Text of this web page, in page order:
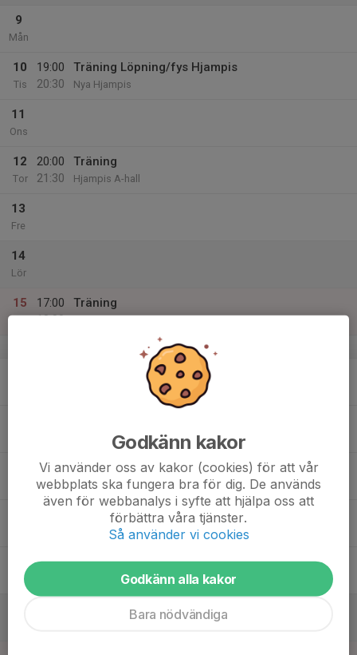
9
Mån
10
Tis
19:00
20:30
Träning Löpning/fys Hjampis
Nya Hjampis
11
Ons
12
Tor
20:00
21:30
Träning
Hjampis A-hall
13
Fre
14
Lör
15
17:00
18:00
Träning
v.12
Nya Hjampis
Träning
Fre
Godkänn kakor
Vi använder oss av kakor (cookies) för att vår
webbplats ska fungera bra för dig. De används
även för webbanalys i syfte att hjälpa oss att
förbättra våra tjänster.
Så använder vi cookies
Godkänn alla kakor
Bara nödvändiga